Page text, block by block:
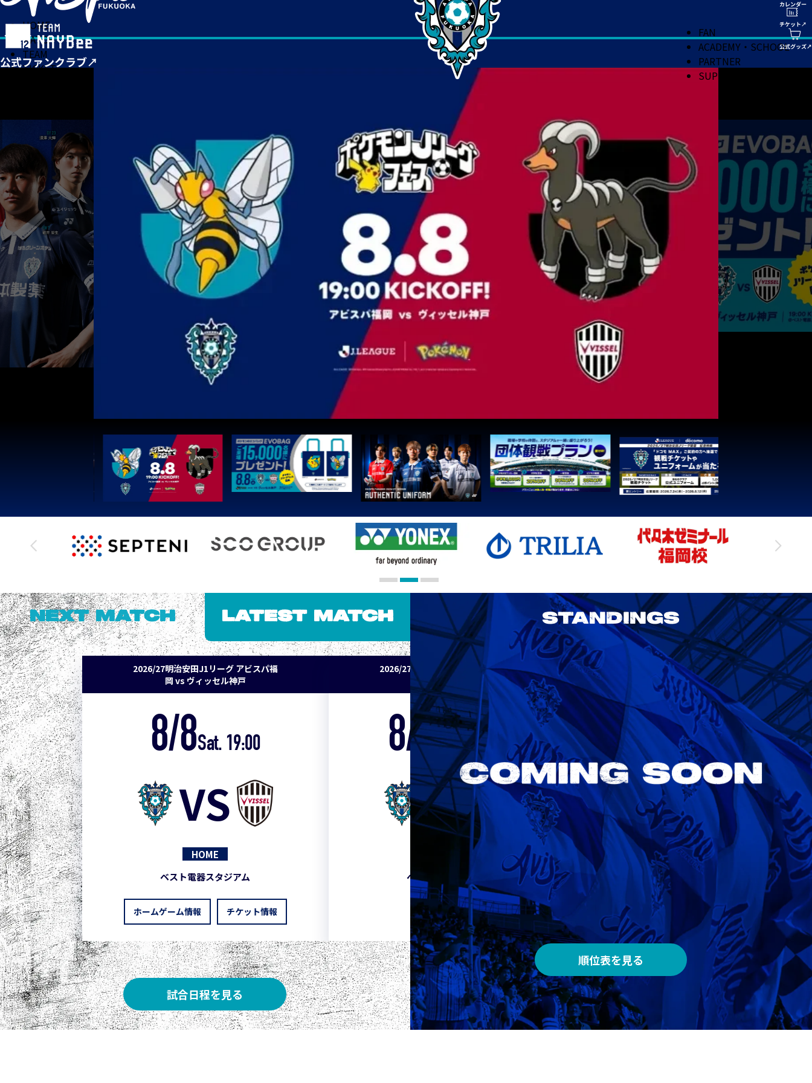
HOME
MATCH
TEAM
TICKET
FAN
ACADEMY・SCHOOL
PARTNER
SUPPORT
NEXT MATCH LATEST MATCH
2026/27明治安田J1リーグ アビスパ福
岡 vs ヴィッセル神戸
8/8Sat. 19:00
VS
HOME
ベスト電器スタジアム
ホームゲーム情報 チケット情報
2026/27明治安田J1リーグ アビスパ福
岡 vs セレッソ大阪
8/15Sat. 19:00
VS
ベスト電器スタジアム
チケット情報
2026/27明治安田J1リーグ 鹿島アント
ラーズ vs アビスパ福岡
8/22Sat. 18:00
VS
AWAY
メルカリスタジアム
試合日程を見る
STANDINGS
順位表を見る